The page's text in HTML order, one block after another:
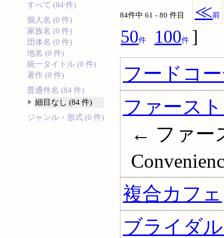
すべて (84 件)
個人名 (0 件)
家族名 (0 件)
団体名 (0 件)
地名 (0 件)
統一タイトル (0 件)
著作 (0 件)
普通件名 (84 件)
細目なし (84 件)
ジャンル・形式 (0 件)
84件中 61 - 80 件目 ≪前
50件 100件 ]
フードコ
ファース
← ファー
複合カフェ
ブライダ